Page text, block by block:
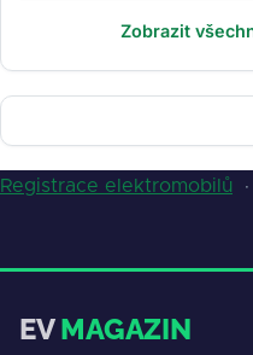
Zobrazit
Registrace elektromobilů ·
EVMAGAZIN